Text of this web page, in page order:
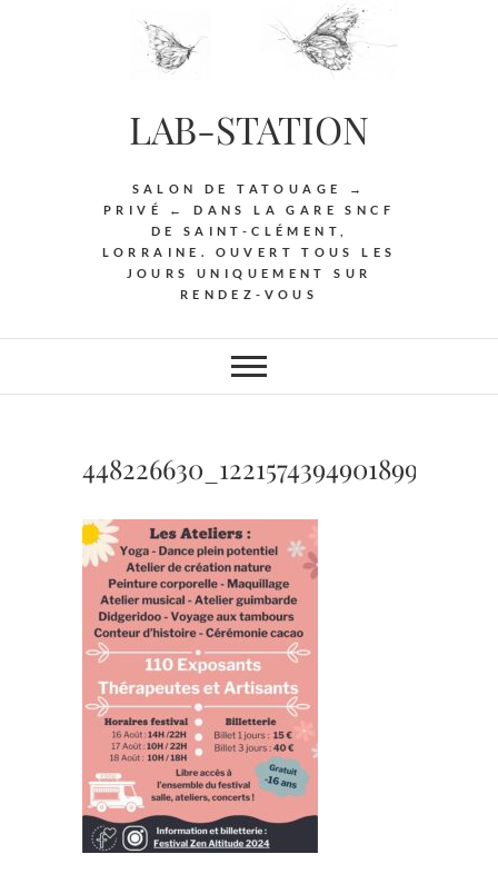
LAB-STATION
SALON DE TATOUAGE →
PRIVÉ ← DANS LA GARE SNCF
DE SAINT-CLÉMENT,
LORRAINE. OUVERT TOUS LES
JOURS UNIQUEMENT SUR
RENDEZ-VOUS